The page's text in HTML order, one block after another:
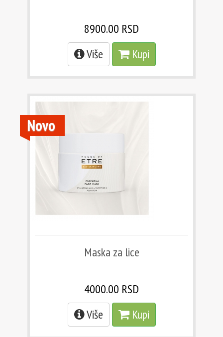
8900.00 RSD
Više
Kupi
Maska za lice
4000.00 RSD
Više
Kupi
Novo